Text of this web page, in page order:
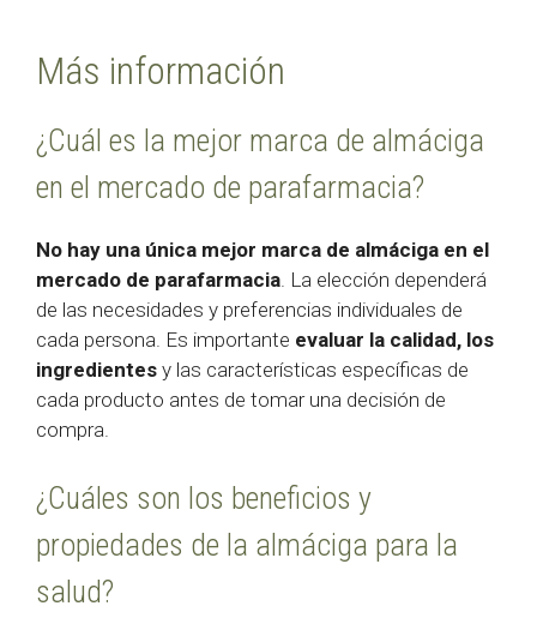
Más información
¿Cuál es la mejor marca de almáciga
en el mercado de parafarmacia?
No hay una única mejor marca de almáciga en el
mercado de parafarmacia . La elección dependerá
de las necesidades y preferencias individuales de
cada persona. Es importante evaluar la calidad, los
ingredientes y las características específicas de
cada producto antes de tomar una decisión de
compra.
¿Cuáles son los beneficios y
propiedades de la almáciga para la
salud?